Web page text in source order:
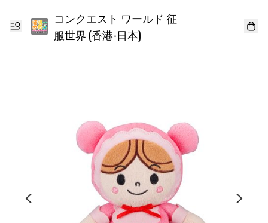
コンクエスト ワールド 征
服世界 (香港-日本)